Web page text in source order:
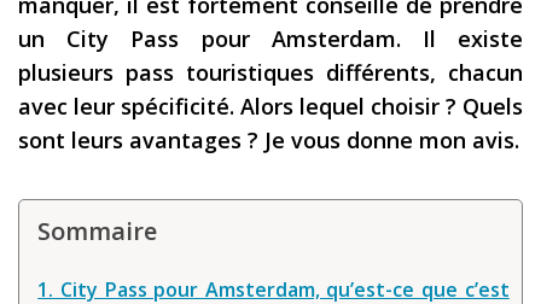
Podcast
Préparer son voyage
Destinations
Outils pour voyageur
un City Pass pour Amsterdam. Il existe
plusieurs pass touristiques différents, chacun
avec leur spécificité. Alors lequel choisir ? Quels
sont leurs avantages ? Je vous donne mon avis.
Sommaire
1. City Pass pour Amsterdam, qu’est-ce que c’est